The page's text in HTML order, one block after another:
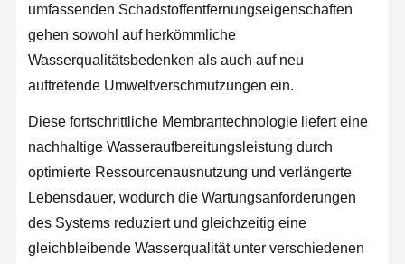
umfassenden Schadstoffentfernungseigenschaften
gehen sowohl auf herkömmliche
Wasserqualitätsbedenken als auch auf neu
auftretende Umweltverschmutzungen ein.
Diese fortschrittliche Membrantechnologie liefert eine
nachhaltige Wasseraufbereitungsleistung durch
optimierte Ressourcenausnutzung und verlängerte
Lebensdauer, wodurch die Wartungsanforderungen
des Systems reduziert und gleichzeitig eine
gleichbleibende Wasserqualität unter verschiedenen